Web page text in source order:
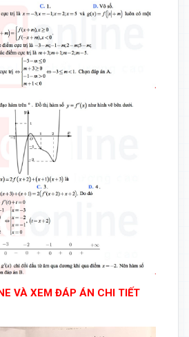
VÀ XEM ĐÁP ÁN CHI TIẾT